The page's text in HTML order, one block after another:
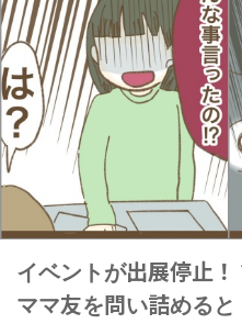
イベントが出展停止
ママ友を問い詰める